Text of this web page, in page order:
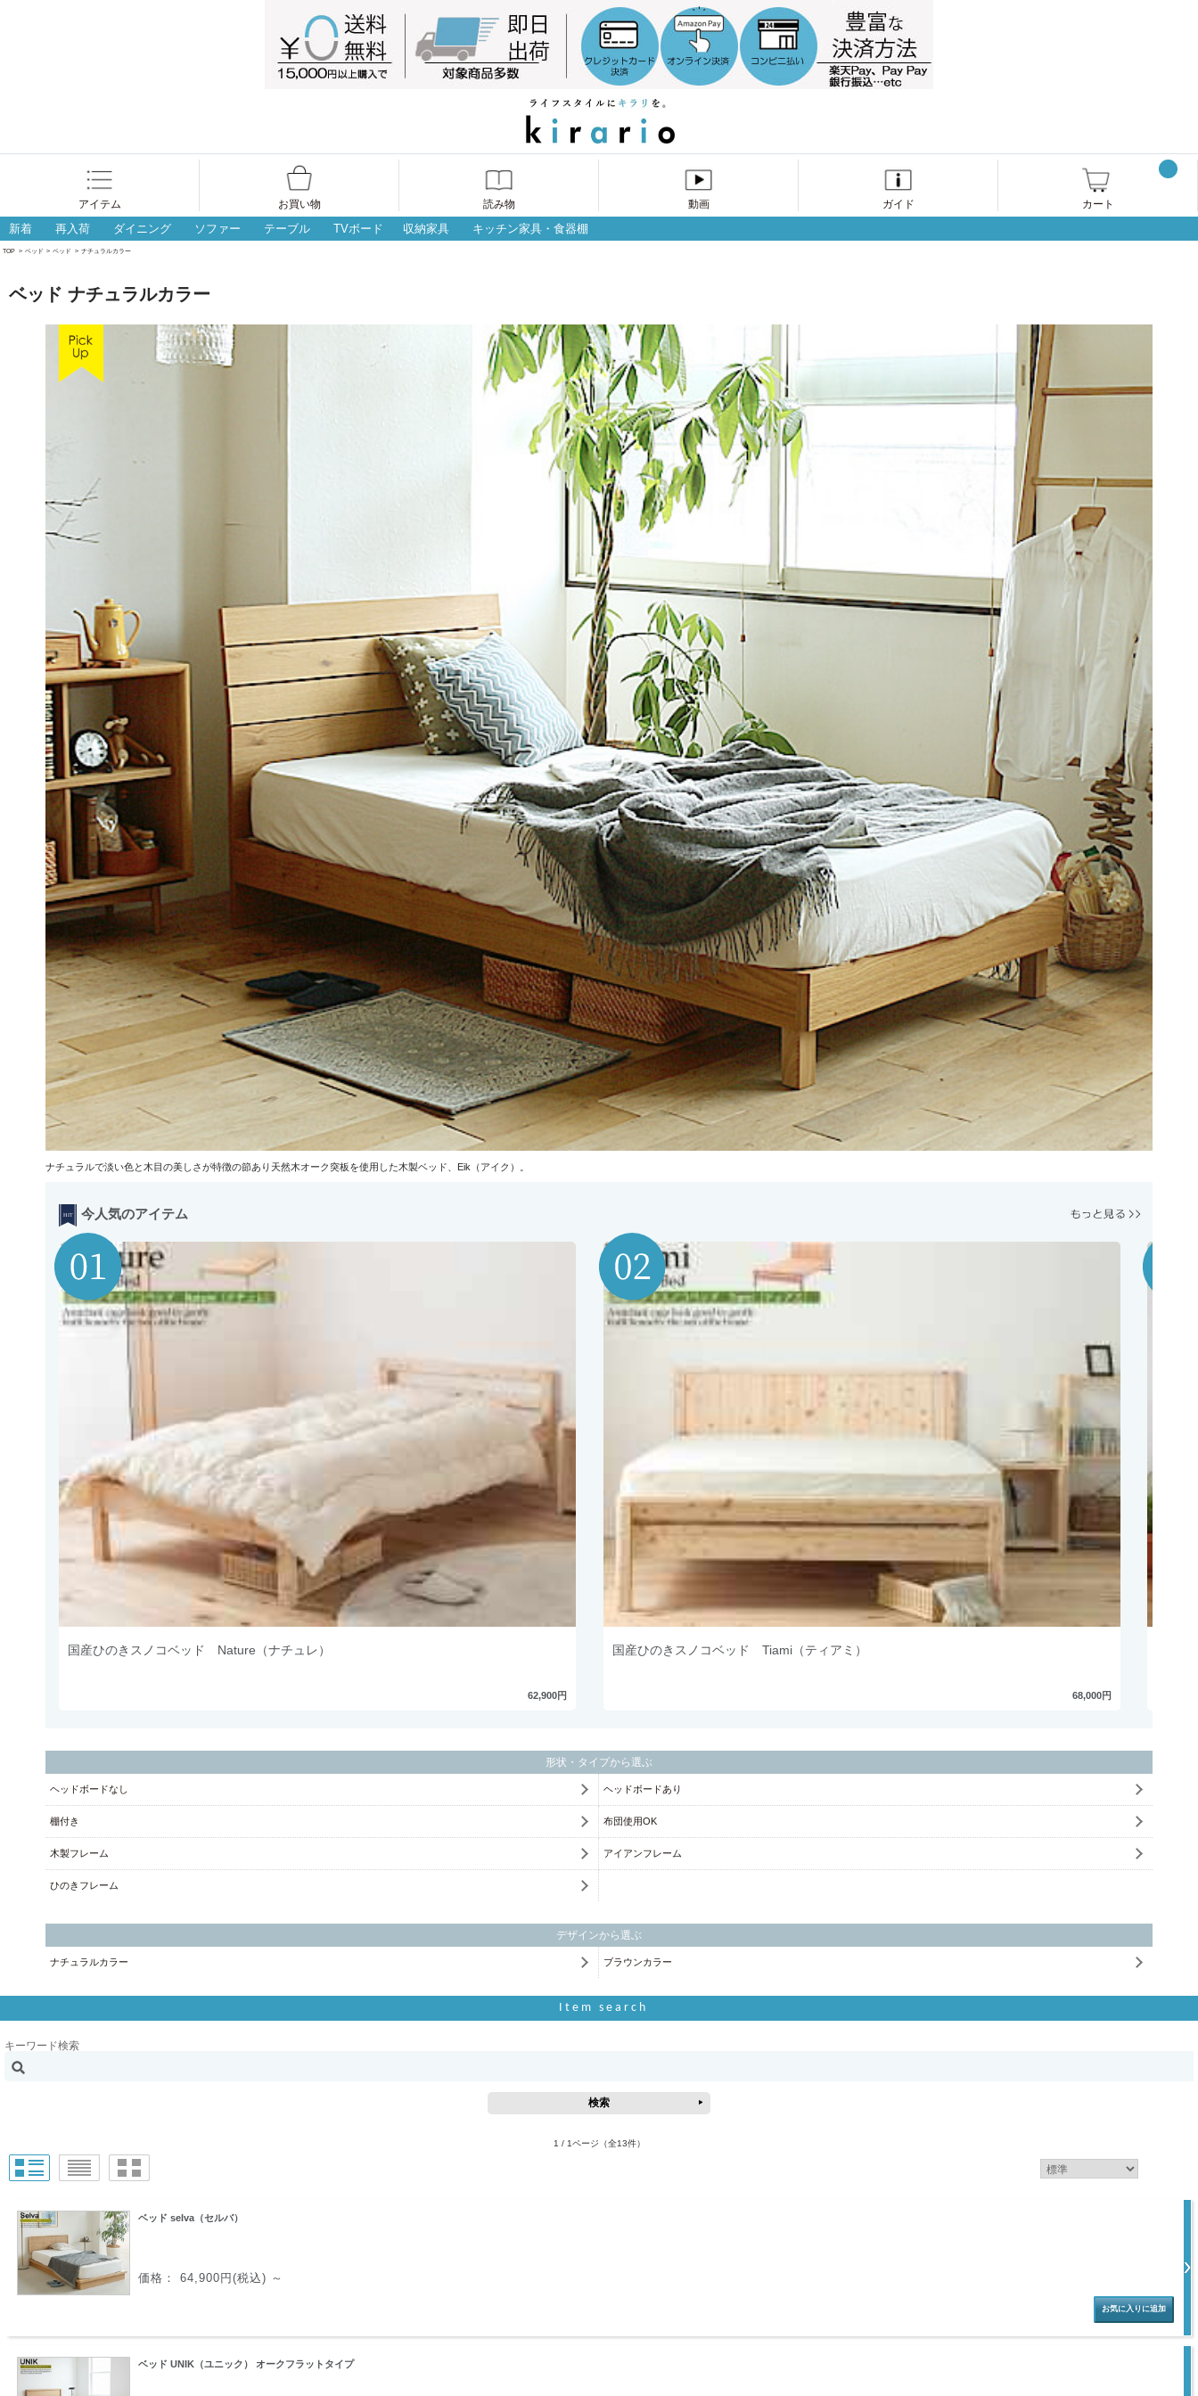
アイテム お買い物 読み物 動画 ガイド カート
新着 再入荷 ダイニング ソファー テーブル TVボード 収納家具 キッチン家具・食器棚
TOP > ベッド > ベッド > ナチュラルカラー
ベッド ナチュラルカラー
ナチュラルで淡い色と木目の美しさが特徴の節あり天然木オーク突板を使用した木製ベッド、Eik（アイク）。
今人気のアイテム
国産ひのきスノコベッド Nature（ナチュレ）
62,900円
国産ひのきスノコベッド Tiami（ティアミ）
68,000円
形状・タイプから選ぶ
ヘッドボードなし ヘッドボードあり
棚付き 布団使用OK
木製フレーム アイアンフレーム
ひのきフレーム
デザインから選ぶ
ナチュラルカラー ブラウンカラー
Item search
キーワード検索
1 / 1ページ （全13件）
ベッド selva（セルバ）
価格： 64,900円(税込) ～
ベッド UNIK（ユニック） オークフラットタイプ